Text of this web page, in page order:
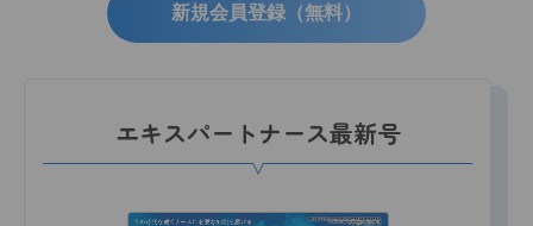
新規会員登録（無料）
エキスパートナース最新号